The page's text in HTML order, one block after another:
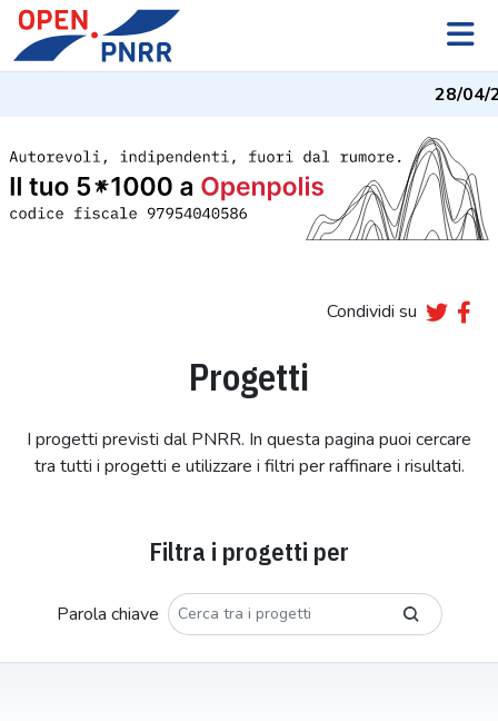
28/04/
Condividi su
Progetti
I progetti previsti dal PNRR. In questa pagina puoi cercare
tra tutti i progetti e utilizzare i filtri per raffinare i risultati.
Filtra i progetti per
Parola chiave